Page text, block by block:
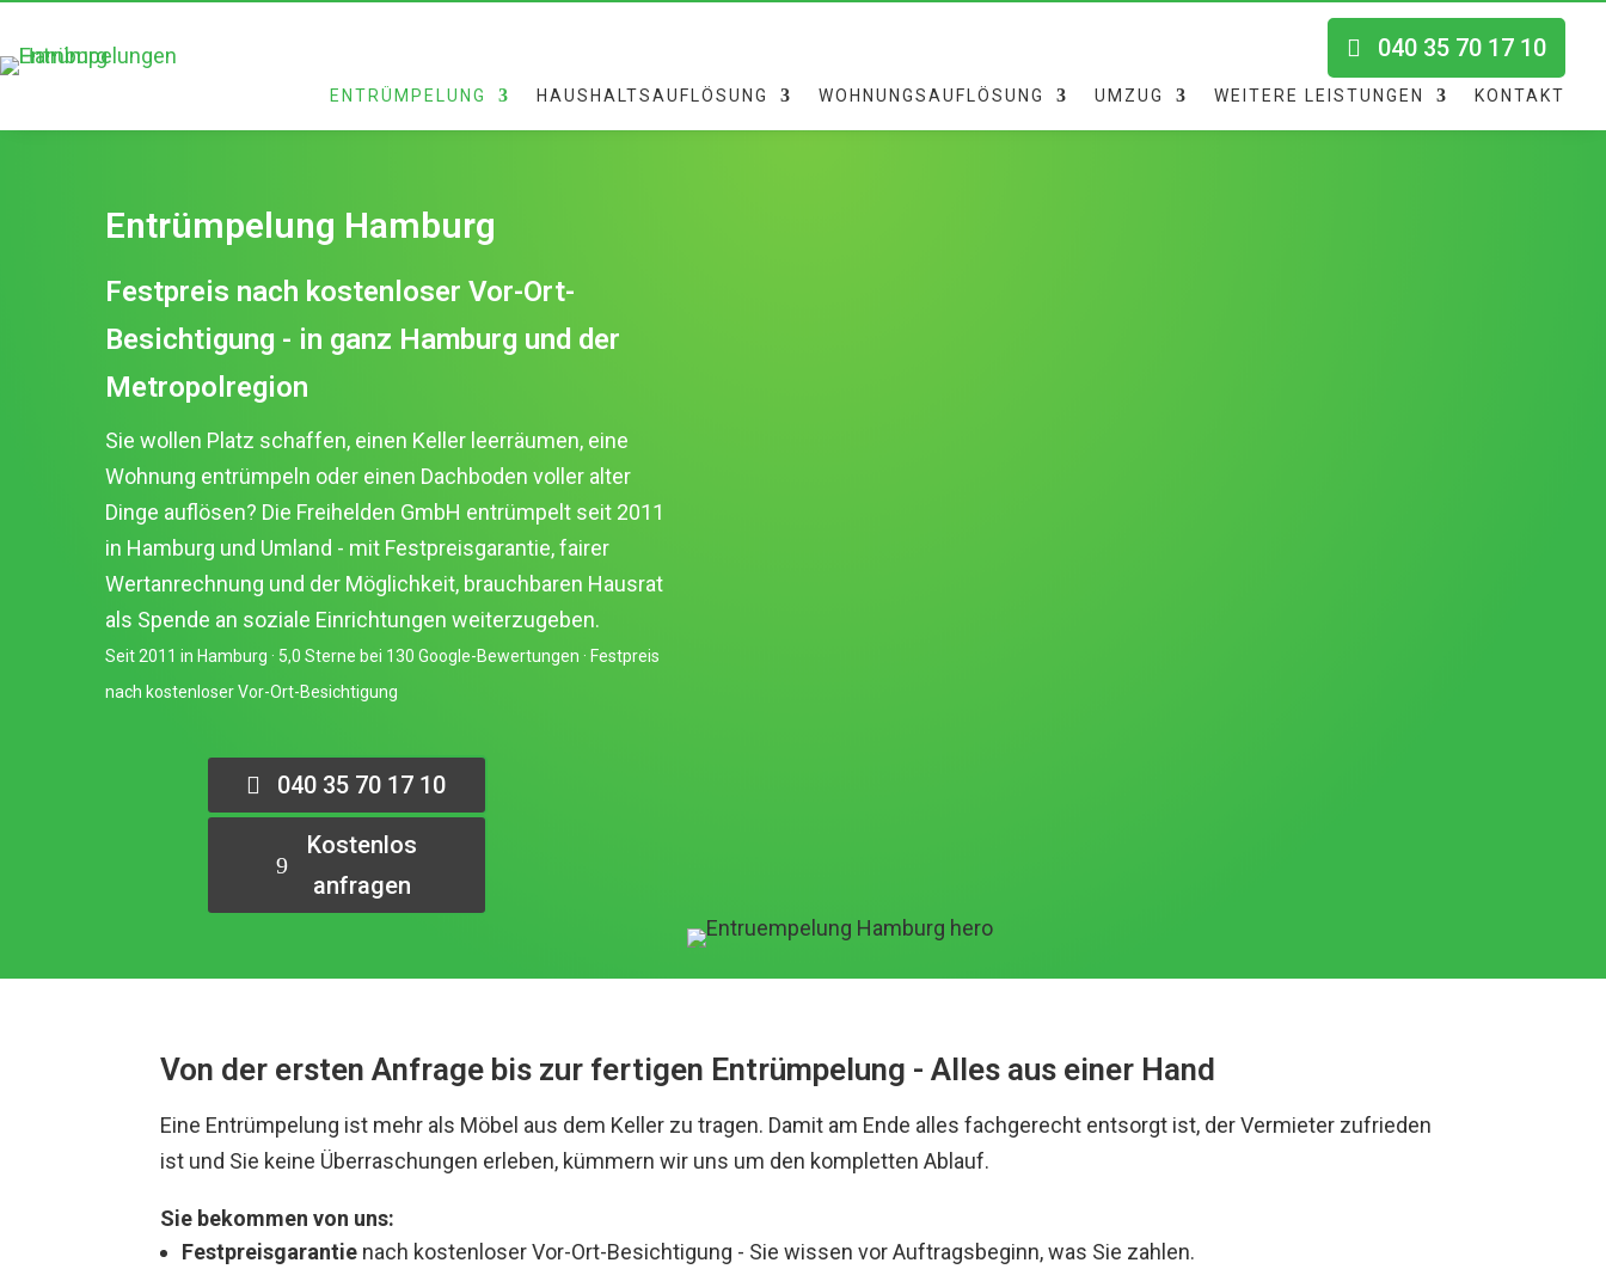
040 35 70 17 10
ENTRÜMPELUNG HAUSHALTSAUFLÖSUNG WOHNUNGSAUFLÖSUNG UMZUG WEITERE LEISTUNGEN KONTAKT
Entrümpelung Hamburg
Festpreis nach kostenloser Vor-Ort-
Besichtigung - in ganz Hamburg und der
Metropolregion
Sie wollen Platz schaffen, einen Keller leerräumen, eine
Wohnung entrümpeln oder einen Dachboden voller alter
Dinge auflösen? Die Freihelden GmbH entrümpelt seit 2011
in Hamburg und Umland - mit Festpreisgarantie, fairer
Wertanrechnung und der Möglichkeit, brauchbaren Hausrat
als Spende an soziale Einrichtungen weiterzugeben.
Seit 2011 in Hamburg · 5,0 Sterne bei 130 Google-Bewertungen · Festpreis
nach kostenloser Vor-Ort-Besichtigung
040 35 70 17 10
Kostenlos
anfragen
Von der ersten Anfrage bis zur fertigen Entrümpelung - Alles aus einer Hand
Eine Entrümpelung ist mehr als Möbel aus dem Keller zu tragen. Damit am Ende alles fachgerecht entsorgt ist, der Vermieter zufrieden
ist und Sie keine Überraschungen erleben, kümmern wir uns um den kompletten Ablauf.
Sie bekommen von uns:
Festpreisgarantie nach kostenloser Vor-Ort-Besichtigung - Sie wissen vor Auftragsbeginn, was Sie zahlen.